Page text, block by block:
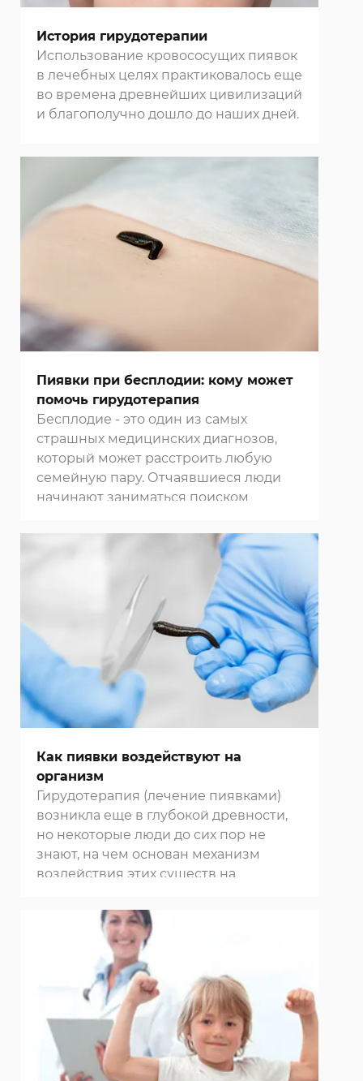
История гирудотерапии
Использование кровососущих пиявок
в лечебных целях практиковалось еще
во времена древнейших цивилизаций
и благополучно дошло до наших дней.
Пиявки при бесплодии: кому может
помочь гирудотерапия
Бесплодие - это один из самых
страшных медицинских диагнозов,
который может расстроить любую
семейную пару. Отчаявшиеся люди
начинают заниматься поиском
способов решения своей проблемы,
оказываются безопасными. Гораздо
целесообразнее будет обратиться в
клинику в Москве
и начать
борьбу с бесплодием при помощи
гирудотерапии - методики,
проверенной временем.
Как пиявки воздействуют на
организм
Гирудотерапия (лечение пиявками)
возникла еще в глубокой древности,
но некоторые люди до сих пор не
знают, на чем основан механизм
воздействия этих существ на
пройти сеанс лечения пиявками в
клинике в Москве
записывайтесь на прием по
указанным на сайте телефонам.